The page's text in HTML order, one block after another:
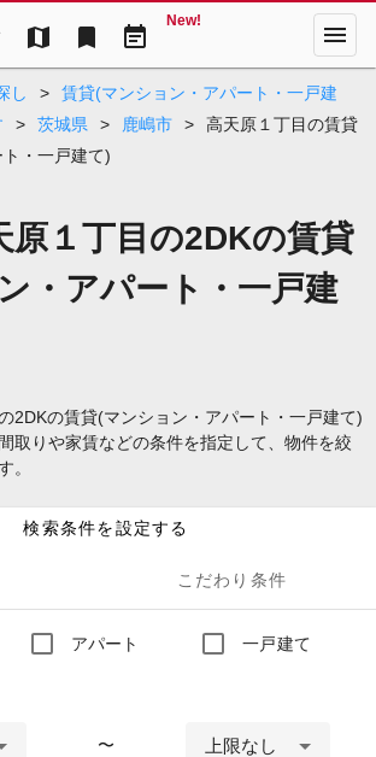
map bookmark event_note
New! menu
し >
賃貸(マンション・アパート・一戸建
> 茨城県 > 鹿嶋市 >
高天原１丁目の賃貸
・一戸建て)
原１丁目の2DKの賃貸
・アパート・一戸建
2DKの賃貸(マンション・アパート・一戸建て)
取りや家賃などの条件を指定して、物件を絞
。
検索条件を設定する
こだわり条件
アパート 一戸建て
〜 上限なし